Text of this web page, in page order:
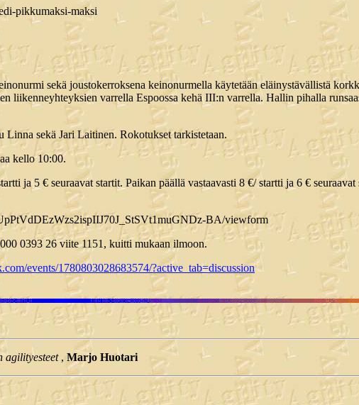
pikkumaksi-maksi
sekä joustokerroksena keinonurmella käytetään eläinystävällistä
liikenneyhteyksien varrella Espoossa kehä III:n varrella. Hallin pihalla
sekä Jari Laitinen. Rokotukset tarkistetaan.
kello 10:00.
ja 5 € seuraavat startit. Paikan päällä vastaavasti 8 €/ startti ja 6 €
BA/viewform
0393 26 viite 1151, kuitti mukaan ilmoon.
events/1780803028683574/?active_tab=discussion
agilityesteet, Marjo Huotari